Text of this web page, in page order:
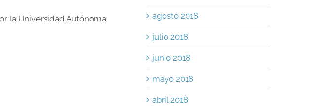
la Universidad Autónoma
agosto 2018
julio 2018
junio 2018
mayo 2018
abril 2018